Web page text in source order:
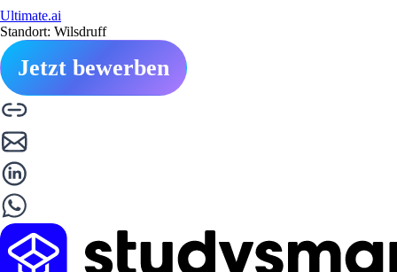
Ultimate.ai
Standort: Wilsdruff
Jetzt bewerben